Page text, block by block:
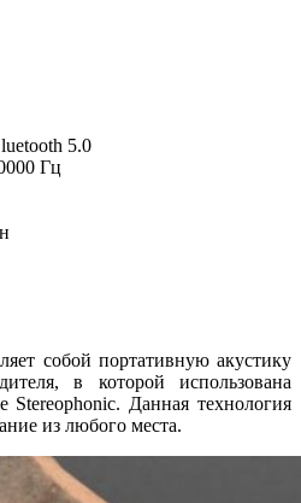
5.0
Гц
собой портативную акустику
в которой использована
Stereophonic. Данная технология
из любого места.